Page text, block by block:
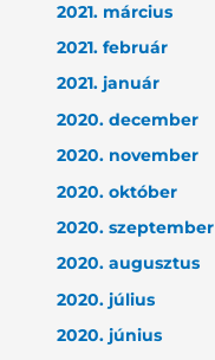
2021. március
2021. február
2021. január
2020. december
2020. november
2020. október
2020. szeptember
2020. augusztus
2020. július
2020. június